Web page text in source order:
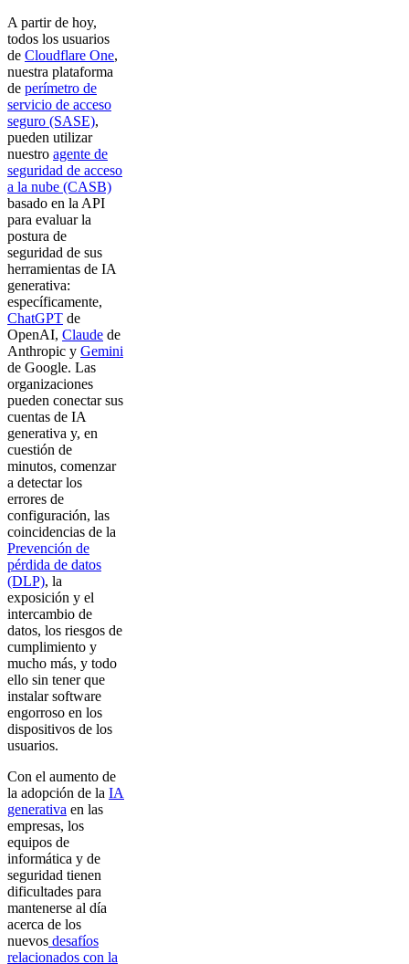
A partir de hoy,
todos los usuarios
de Cloudflare One,
nuestra plataforma
de perímetro de
servicio de acceso
seguro (SASE),
pueden utilizar
nuestro agente de
seguridad de acceso
a la nube (CASB)
basado en la API
para evaluar la
postura de
seguridad de sus
herramientas de IA
generativa:
específicamente,
ChatGPT de
OpenAI, Claude de
Anthropic y Gemini
de Google. Las
organizaciones
pueden conectar sus
cuentas de IA
generativa y, en
cuestión de
minutos, comenzar
a detectar los
errores de
configuración, las
coincidencias de la
Prevención de
pérdida de datos
(DLP), la
exposición y el
intercambio de
datos, los riesgos de
cumplimiento y
mucho más, y todo
ello sin tener que
instalar software
engorroso en los
dispositivos de los
usuarios.
Con el aumento de
la adopción de la IA
generativa en las
empresas, los
equipos de
informática y de
seguridad tienen
dificultades para
mantenerse al día
acerca de los
nuevos desafíos
relacionados con la